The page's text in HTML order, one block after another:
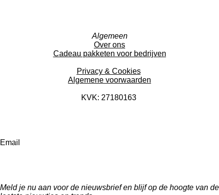
Algemeen
Over ons
Cadeau pakketen voor bedrijven
Privacy & Cookies
Algemene voorwaarden
KVK: 27180163
Email
Meld je nu aan voor de nieuwsbrief en blijf op de hoogte van de